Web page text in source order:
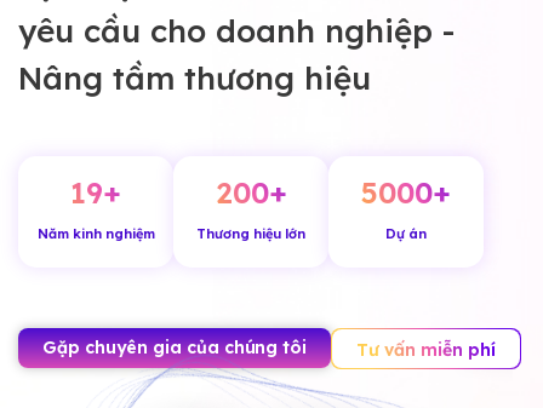
yêu cầu cho doanh nghiệp -
Nâng tầm thương hiệu
19+
Năm kinh nghiệm
200+
Thương hiệu lớn
5000+
Dự án
Gặp chuyên gia của chúng tôi Tư vấn miễn phí